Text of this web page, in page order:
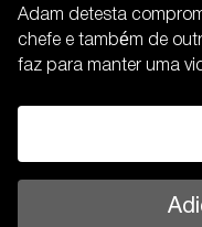
Adam detesta
chefe e também de
faz para manter uma